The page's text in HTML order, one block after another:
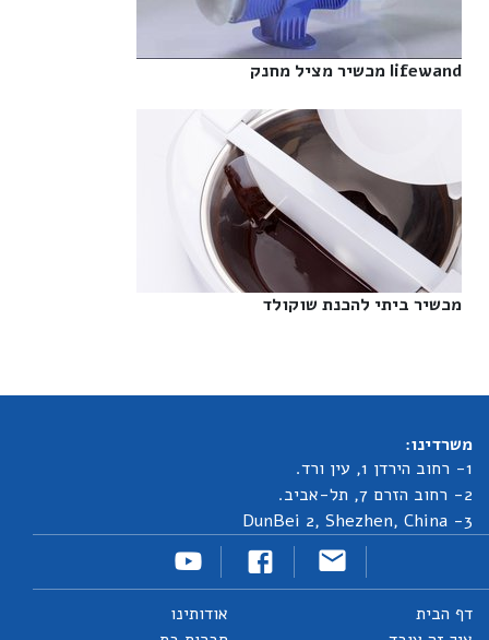
lifewand מכשיר מציל מחנק‎
מכשיר ביתי להכנת שוקולד‎
משרדינו:
1- רחוב הירדן 1, עין ורד.
2- רחוב הזרם 7, תל-אביב.
3- DunBei 2, Shezhen, China
דף הבית
אודותינו